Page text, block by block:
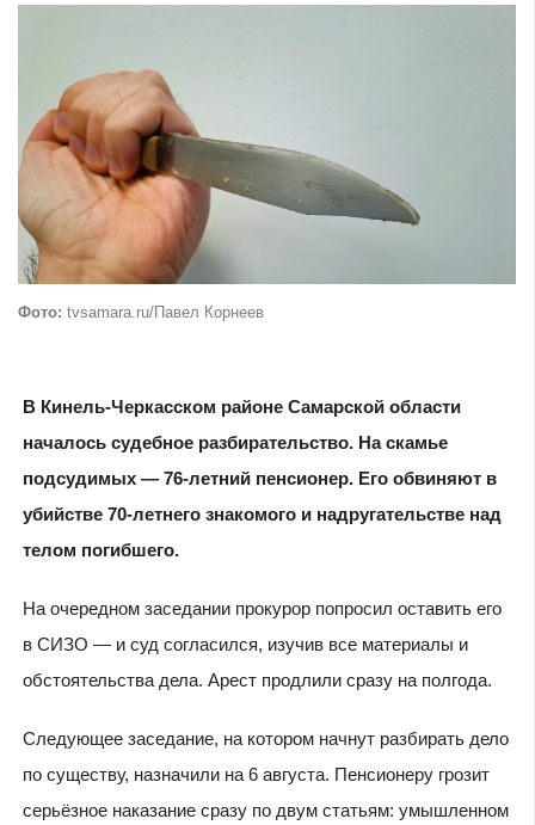
Фото: tvsamara.ru/Павел Корнеев
В Кинель-Черкасском районе Самарской области
началось судебное разбирательство. На скамье
подсудимых — 76-летний пенсионер. Его обвиняют в
убийстве 70-летнего знакомого и надругательстве над
телом погибшего.
На очередном заседании прокурор попросил оставить его
в СИЗО — и суд согласился, изучив все материалы и
обстоятельства дела. Арест продлили сразу на полгода.
Следующее заседание, на котором начнут разбирать дело
по существу, назначили на 6 августа. Пенсионеру грозит
серьёзное наказание сразу по двум статьям: умышленном